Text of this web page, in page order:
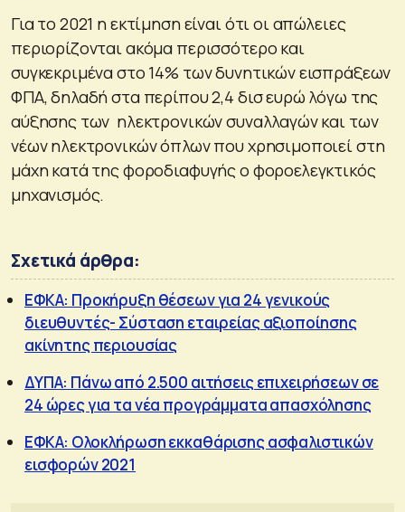
Για το 2021 η εκτίμηση είναι ότι οι απώλειες
περιορίζονται ακόμα περισσότερο και
συγκεκριμένα στο 14% των δυνητικών εισπράξεων
ΦΠΑ, δηλαδή στα περίπου 2,4 δισ ευρώ λόγω της
αύξησης των ηλεκτρονικών συναλλαγών και των
νέων ηλεκτρονικών όπλων που χρησιμοποιεί στη
μάχη κατά της φοροδιαφυγής ο φοροελεγκτικός
μηχανισμός.
Σχετικά άρθρα:
ΕΦΚΑ: Προκήρυξη θέσεων για 24 γενικούς
διευθυντές- Σύσταση εταιρείας αξιοποίησης
ακίνητης περιουσίας
ΔΥΠΑ: Πάνω από 2.500 αιτήσεις επιχειρήσεων σε
24 ώρες για τα νέα προγράμματα απασχόλησης
ΕΦΚΑ: Ολοκλήρωση εκκαθάρισης ασφαλιστικών
εισφορών 2021